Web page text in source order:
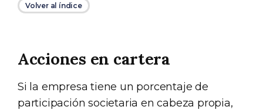
Volver al índice
Acciones en cartera
Si la empresa tiene un porcentaje de
participación societaria en cabeza propia,